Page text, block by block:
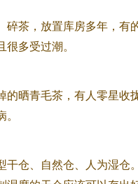
碎茶，放置库房多年，有
多受过潮。
的晒青毛茶，有人零星收
仓、自然仓、人为湿仓